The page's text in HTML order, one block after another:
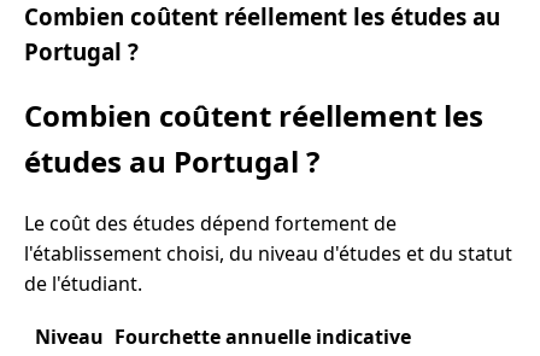
Combien coûtent réellement les études au
Portugal ?
Combien coûtent réellement les
études au Portugal ?
Le coût des études dépend fortement de
l'établissement choisi, du niveau d'études et du statut
de l'étudiant.
Niveau Fourchette annuelle indicative